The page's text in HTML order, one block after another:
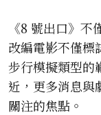
《8 號出口》
改編電影不僅標
步行模擬類型的
近，更多消息與
關注的焦點。